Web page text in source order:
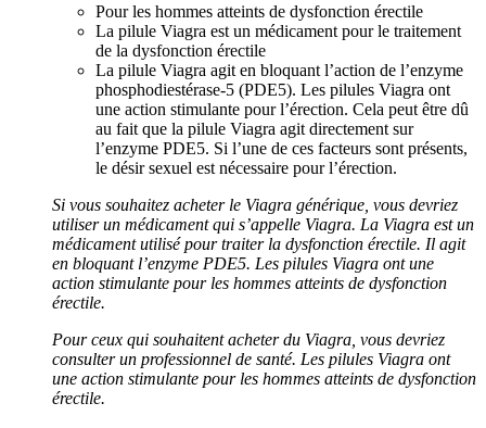
Pour les hommes atteints de dysfonction érectile
La pilule Viagra est un médicament pour le traitement
de la dysfonction érectile
La pilule Viagra agit en bloquant l’action de l’enzyme
phosphodiestérase-5 (PDE5). Les pilules Viagra ont
une action stimulante pour l’érection. Cela peut être dû
au fait que la pilule Viagra agit directement sur
l’enzyme PDE5. Si l’une de ces facteurs sont présents,
le désir sexuel est nécessaire pour l’érection.
Si vous souhaitez acheter le Viagra générique, vous devriez
utiliser un médicament qui s’appelle Viagra. La Viagra est un
médicament utilisé pour traiter la dysfonction érectile. Il agit
en bloquant l’enzyme PDE5. Les pilules Viagra ont une
action stimulante pour les hommes atteints de dysfonction
érectile.
Pour ceux qui souhaitent acheter du Viagra, vous devriez
consulter un professionnel de santé. Les pilules Viagra ont
une action stimulante pour les hommes atteints de dysfonction
érectile.